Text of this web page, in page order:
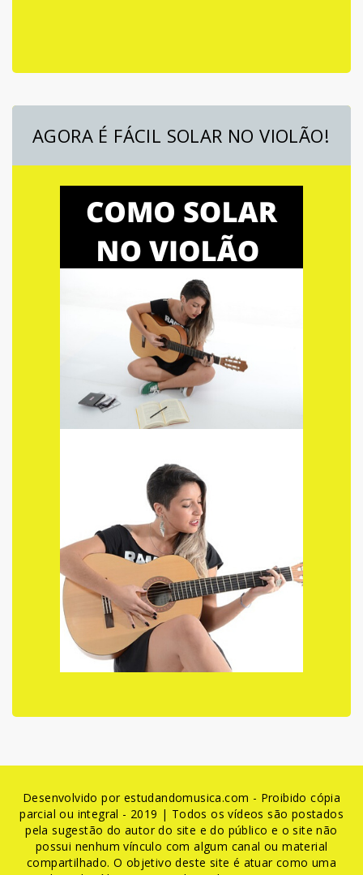
AGORA É FÁCIL SOLAR NO VIOLÃO!
Desenvolvido por estudandomusica.com - Proibido cópia
parcial ou integral - 2019 | Todos os vídeos são postados
pela sugestão do autor do site e do público e o site não
possui nenhum vínculo com algum canal ou material
compartilhado. O objetivo deste site é atuar como uma